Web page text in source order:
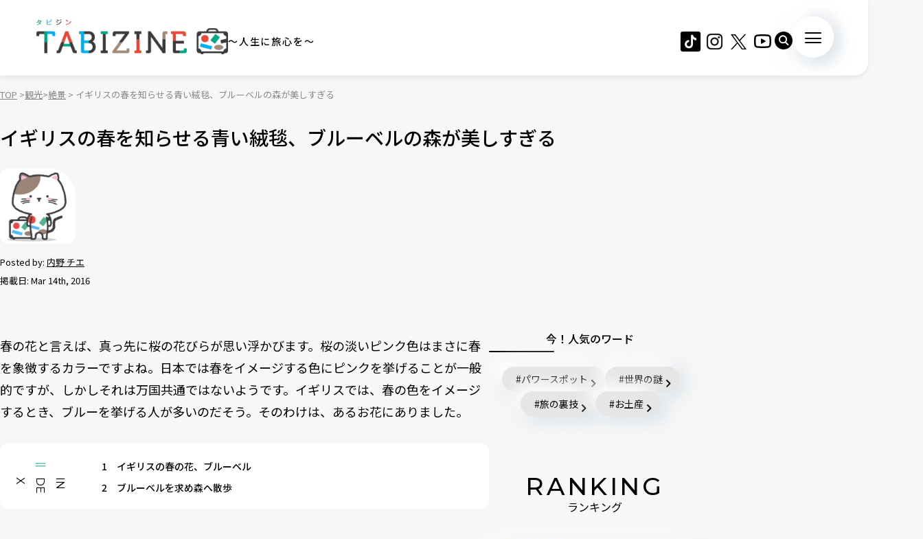
～人生に旅心を～
TOP 観光 絶景 イギリスの春を知らせる青い絨毯、ブルーベルの森が美しすぎる
イギリスの春を知らせる青い絨毯、ブルーベルの森が美しすぎる
Posted by: 内野 チエ
掲載日: Mar 14th, 2016
春の花と言えば、真っ先に桜の花びらが思い浮かびます。桜の淡いピンク色はまさに春
を象徴するカラーですよね。日本では春をイメージする色にピンクを挙げることが一般
的ですが、しかしそれは万国共通ではないようです。イギリスでは、春の色をイメージ
するとき、ブルーを挙げる人が多いのだそう。そのわけは、あるお花にありました。
I
N
D
E
X
1
イギリスの春の花、ブルーベル
2
ブルーベルを求め森へ散歩
今！人気のワード
パワースポット
世界の謎
旅の裏技
お土産
RANKING
ランキング